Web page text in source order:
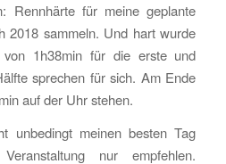
Rennhärte für meine geplante
2018 sammeln. Und hart wurde
1h38min für die erste und
sprechen für sich. Am Ende
auf der Uhr stehen.
unbedingt meinen besten Tag
nur empfehlen.